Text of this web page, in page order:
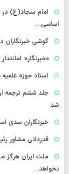
امام سجاد(ع) در
اساسی…
گوشی خبرنگاران
«خبرنگار»؛
استاد حوزه
جلد ششم ترجمه
شد
خبرنگاران سدی
قدردانی مشاور
ملت ایران هرگز
نخواهد…